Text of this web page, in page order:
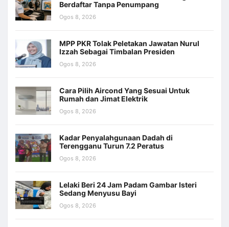
Berdaftar Tanpa Penumpang
Ogos 8, 2026
MPP PKR Tolak Peletakan Jawatan Nurul
Izzah Sebagai Timbalan Presiden
Ogos 8, 2026
Cara Pilih Aircond Yang Sesuai Untuk
Rumah dan Jimat Elektrik
Ogos 8, 2026
Kadar Penyalahgunaan Dadah di
Terengganu Turun 7.2 Peratus
Ogos 8, 2026
Lelaki Beri 24 Jam Padam Gambar Isteri
Sedang Menyusu Bayi
Ogos 8, 2026